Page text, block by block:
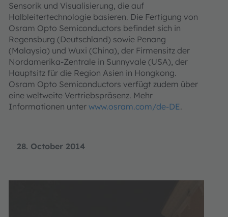
28. October 2014
Sensorik und Visualisierung, die auf
Halbleitertechnologie basieren. Die Fertigung von
Osram Opto Semiconductors befindet sich in
Regensburg (Deutschland) sowie Penang
(Malaysia) und Wuxi (China), der Firmensitz der
Nordamerika-Zentrale in Sunnyvale (USA), der
Hauptsitz für die Region Asien in Hongkong.
Osram Opto Semiconductors verfügt zudem über
eine weltweite Vertriebspräsenz. Mehr
Informationen unter www.osram.com/de-DE.